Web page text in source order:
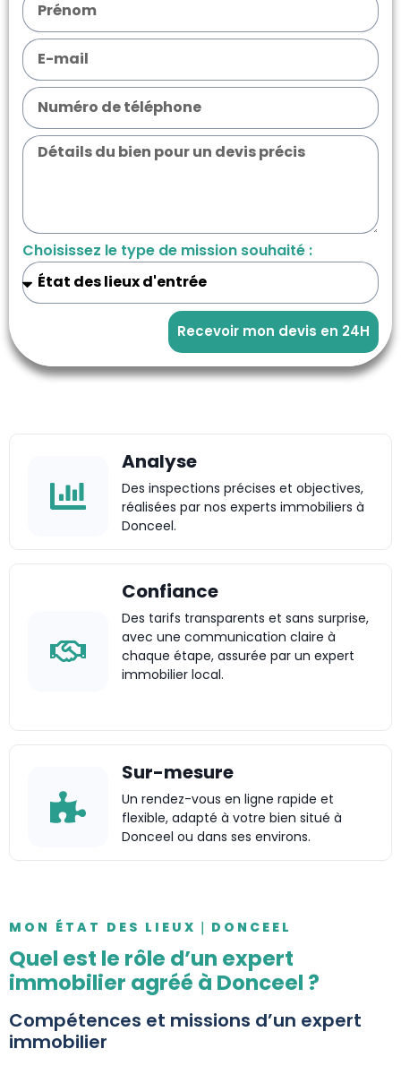
Choisissez le type de mission souhaité :
Recevoir mon devis en 24H
Analyse
Des inspections précises et objectives,
réalisées par nos experts immobiliers à
Donceel.
Confiance
Des tarifs transparents et sans surprise,
avec une communication claire à
chaque étape, assurée par un expert
immobilier local.
Sur-mesure
Un rendez-vous en ligne rapide et
flexible, adapté à votre bien situé à
Donceel ou dans ses environs.
MON ÉTAT DES LIEUX｜DONCEEL
Quel est le rôle d’un expert
immobilier agréé à Donceel ?
Compétences et missions d’un expert
immobilier